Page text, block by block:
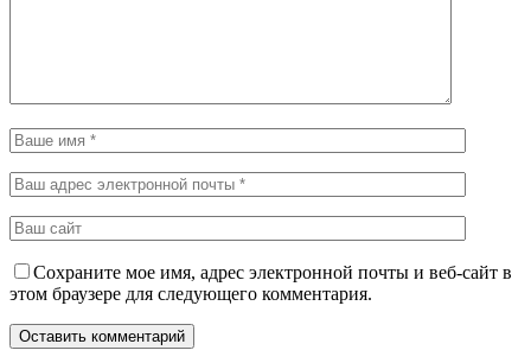
Сохраните мое имя, адрес электронной почты и веб-сайт в
этом браузере для следующего комментария.